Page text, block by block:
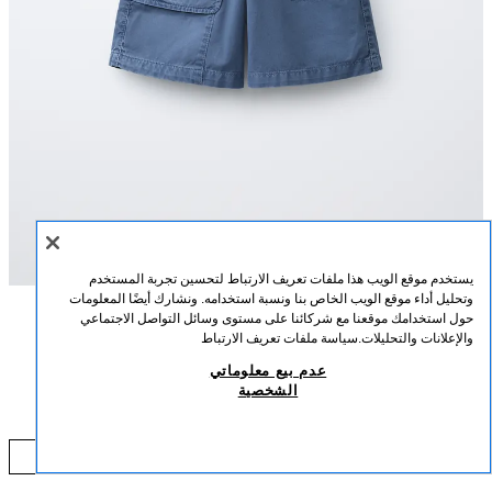
الوصف التركيبالقياسات
برمودا بشريط خصر مطاطي. جيوب أمامية وجيوب رقعة بطية في الأمام.
SAR
يستخدم موقع الويب هذا ملفات تعريف الارتباط لتحسين تجربة المستخدم
وتحليل أداء موقع الويب الخاص بنا ونسبة استخدامه. ونشارك أيضًا المعلومات
حول استخدامك موقعنا مع شركائنا على مستوى وسائل التواصل الاجتماعي
والإعلانات والتحليلات.سياسة ملفات تعريف الارتباط
عدم بيع معلوماتي
الشخصية